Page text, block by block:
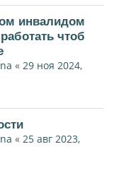
инвалидом
чтоб
« 29 ноя 2024,
« 25 авг 2023,